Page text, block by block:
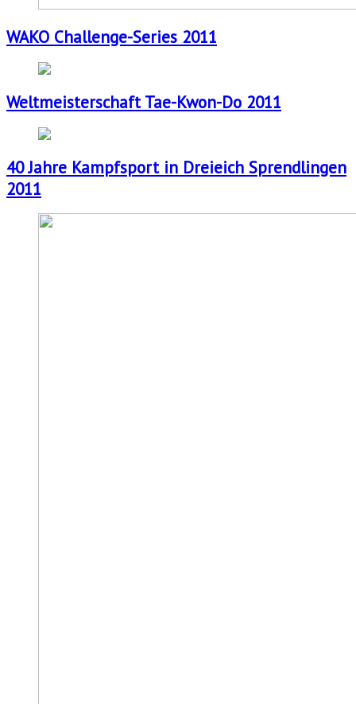
WAKO Challenge-Series 2011
Weltmeisterschaft Tae-Kwon-Do 2011
40 Jahre Kampfsport in Dreieich Sprendlingen
2011